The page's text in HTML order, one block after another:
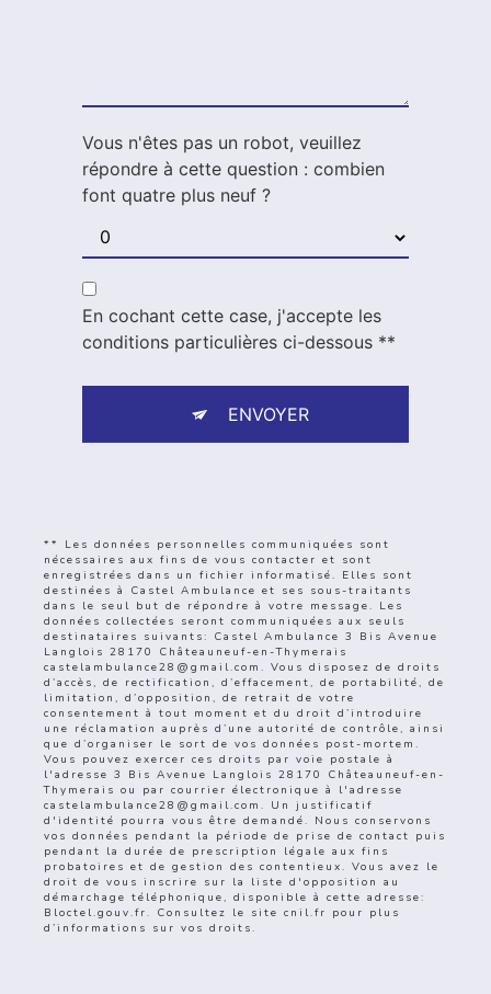
Vous n'êtes pas un robot, veuillez
répondre à cette question : combien
font quatre plus neuf ?
En cochant cette case, j'accepte les
conditions particulières ci-dessous **
ENVOYER
** Les données personnelles communiquées sont
nécessaires aux fins de vous contacter et sont
enregistrées dans un fichier informatisé. Elles sont
destinées à Castel Ambulance et ses sous-traitants
dans le seul but de répondre à votre message. Les
données collectées seront communiquées aux seuls
destinataires suivants: Castel Ambulance 3 Bis Avenue
Langlois 28170 Châteauneuf-en-Thymerais
castelambulance28@gmail.com. Vous disposez de droits
d’accès, de rectification, d’effacement, de portabilité, de
limitation, d’opposition, de retrait de votre
consentement à tout moment et du droit d’introduire
une réclamation auprès d’une autorité de contrôle, ainsi
que d’organiser le sort de vos données post-mortem.
Vous pouvez exercer ces droits par voie postale à
l'adresse 3 Bis Avenue Langlois 28170 Châteauneuf-en-
Thymerais ou par courrier électronique à l'adresse
castelambulance28@gmail.com. Un justificatif
d'identité pourra vous être demandé. Nous conservons
vos données pendant la période de prise de contact puis
pendant la durée de prescription légale aux fins
probatoires et de gestion des contentieux. Vous avez le
droit de vous inscrire sur la liste d'opposition au
démarchage téléphonique, disponible à cette adresse:
Bloctel.gouv.fr. Consultez le site cnil.fr pour plus
d’informations sur vos droits.